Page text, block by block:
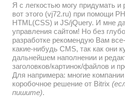
Я с легкостью могу придумать и
вот этого (vj72.ru) при помощи
HTML(CSS) и JS/jQuery. И мне
управления сайтом! Но без
разработке рекомендую Вам
какие-нибудь CMS, так как они
дальнейшем наполнении и
заголовков/картинок/файлов и
Для напримера: многие
коробочное решение от Bitrix
пишите).